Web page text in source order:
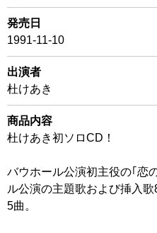
発売日
1991-11-10
出演者
杜けあき
商品内容
杜けあき初ソロCD！
バウホール公演初主役の｢恋
ル公演の主題歌および挿入
5曲。